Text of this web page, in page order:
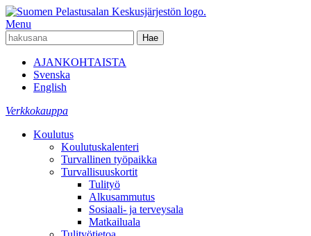
Menu
AJANKOHTAISTA
Svenska
English
Verkkokauppa
Koulutus
Koulutuskalenteri
Turvallinen työpaikka
Turvallisuuskortit
Tulityö
Alkusammutus
Sosiaali- ja terveysala
Matkailuala